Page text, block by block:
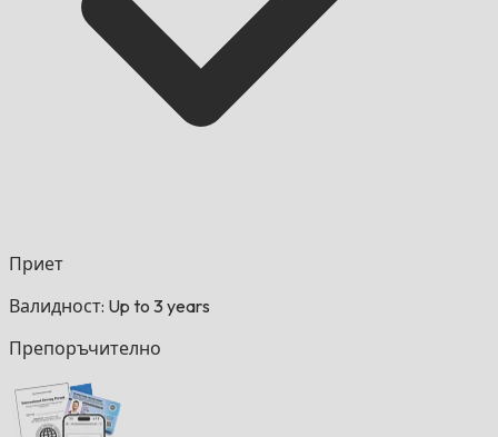
Приет
Валидност: Up to 3 years
Препоръчително